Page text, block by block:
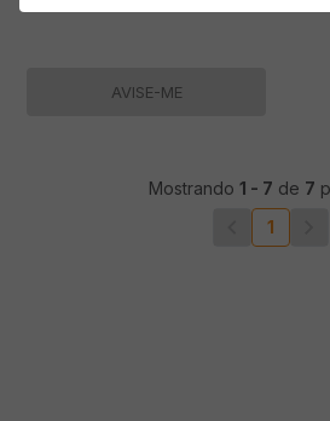
AVISE-ME
Mostrando 1 - 7 de 7
1